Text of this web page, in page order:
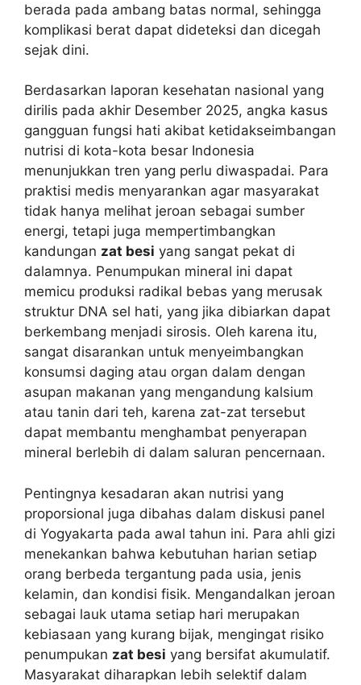
berada pada ambang batas normal, sehingga
komplikasi berat dapat dideteksi dan dicegah
sejak dini.
Berdasarkan laporan kesehatan nasional yang
dirilis pada akhir Desember 2025, angka kasus
gangguan fungsi hati akibat ketidakseimbangan
nutrisi di kota-kota besar Indonesia
menunjukkan tren yang perlu diwaspadai. Para
praktisi medis menyarankan agar masyarakat
tidak hanya melihat jeroan sebagai sumber
energi, tetapi juga mempertimbangkan
kandungan zat besi yang sangat pekat di
dalamnya. Penumpukan mineral ini dapat
memicu produksi radikal bebas yang merusak
struktur DNA sel hati, yang jika dibiarkan dapat
berkembang menjadi sirosis. Oleh karena itu,
sangat disarankan untuk menyeimbangkan
konsumsi daging atau organ dalam dengan
asupan makanan yang mengandung kalsium
atau tanin dari teh, karena zat-zat tersebut
dapat membantu menghambat penyerapan
mineral berlebih di dalam saluran pencernaan.
Pentingnya kesadaran akan nutrisi yang
proporsional juga dibahas dalam diskusi panel
di Yogyakarta pada awal tahun ini. Para ahli gizi
menekankan bahwa kebutuhan harian setiap
orang berbeda tergantung pada usia, jenis
kelamin, dan kondisi fisik. Mengandalkan jeroan
sebagai lauk utama setiap hari merupakan
kebiasaan yang kurang bijak, mengingat risiko
penumpukan zat besi yang bersifat akumulatif.
Masyarakat diharapkan lebih selektif dalam